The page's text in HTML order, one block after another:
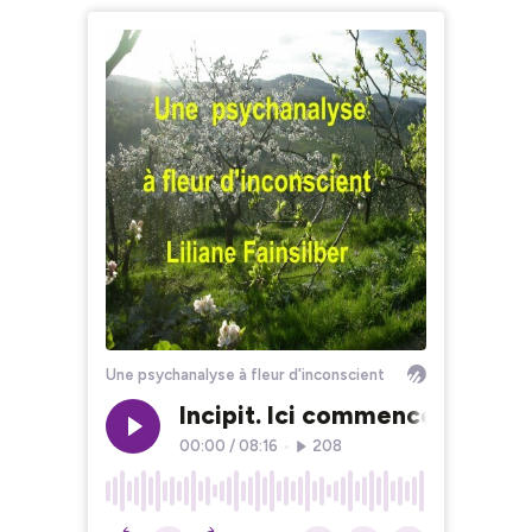
Une psychanalyse à fleur d'inconscient
Incipit. Ici commence la
00:00 / 08:16 208